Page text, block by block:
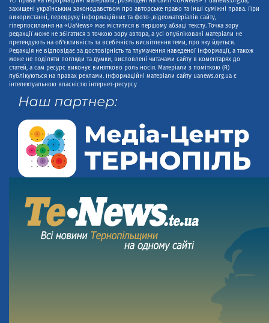
захищені українським законодавством про авторське право та інші суміжні права. При
використанні, передруку інформаційних та фото-,відеоматеріалів сайту,
гіперпосилання на «UaNews» має міститися в першому абзаці тексту. Точка зору
редакції може не збігатися з точкою зору автора, а усі опубліковані матеріали не
претендують на об'єктивність та всебічність висвітлення теми, про яку йдеться.
Редакція не відповідає за достовірність та тлумачення наведеної інформації, а також
може не поділяти погляди та думки, висловлені читачами сайту в коментарях до
статей, а сам ресурс виконує винятково роль носія. Матеріали з поміткою (R)
публікуються на правах реклами. Інформаційні матеріали сайту uanews.org.ua є
інтелектуальною власністю інтернет-ресурсу